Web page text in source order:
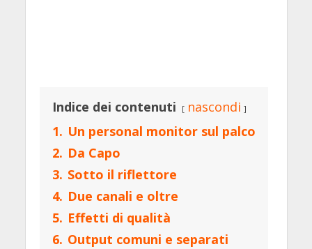
Indice dei contenuti
nascondi
1. Un personal monitor sul palco
2. Da Capo
3. Sotto il riflettore
4. Due canali e oltre
5. Effetti di qualità
6. Output comuni e separati